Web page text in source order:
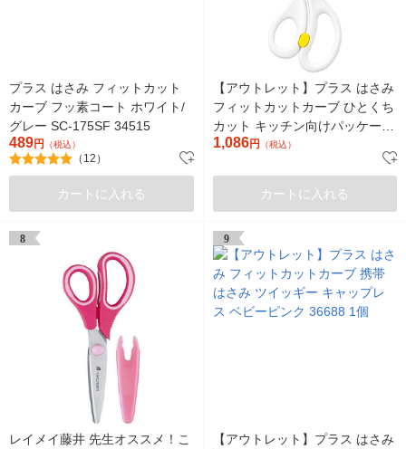
プラス はさみ フィットカット
カーブ フッ素コート ホワイト/
グレー SC-175SF 34515
489円 （税込）
（12）
カートに入れる
【アウトレット】プラス はさみ
フィットカットカーブ ひとくち
カット キッチン向けパッケージ
ホワイト 35718 1個
1,086円 （税込）
カートに入れる
8
レイメイ藤井 先生オススメ！こ
9
【アウトレット】プラス はさみ